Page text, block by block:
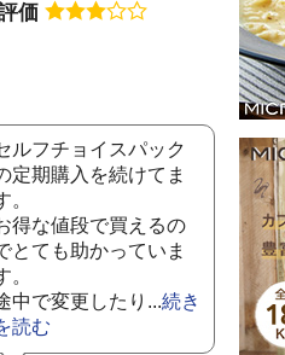
価
ルフチョイスパック
定期購入を続けてま
。
得な値段で買えるの
とても助かっていま
。
中で変更したり...続き
読む